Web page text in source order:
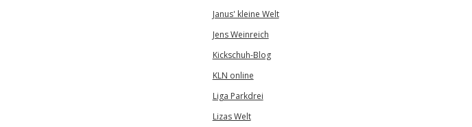
Janus' kleine Welt
Jens Weinreich
Kickschuh-Blog
KLN online
Liga Parkdrei
Lizas Welt